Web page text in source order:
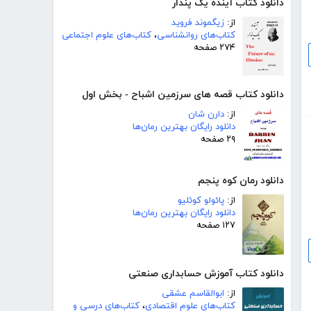
دانلود کتاب آینده یک پندار
از: زیگموند فروید
کتاب‌های روانشناسی، کتاب‌های علوم اجتماعی
۲۷۴ صفحه
دانلود کتاب قصه های سرزمین اشباح - بخش اول
از: دارن شان
دانلود رایگان بهترین رمان‌ها
۲۹ صفحه
دانلود رمان کوه پنجم
از: پائولو کوئلیو
دانلود رایگان بهترین رمان‌ها
۱۲۷ صفحه
دانلود کتاب آموزش حسابداری صنعتی
از: ابوالقاسم عشقی
کتاب‌های علوم اقتصادی، کتاب‌های درسی و